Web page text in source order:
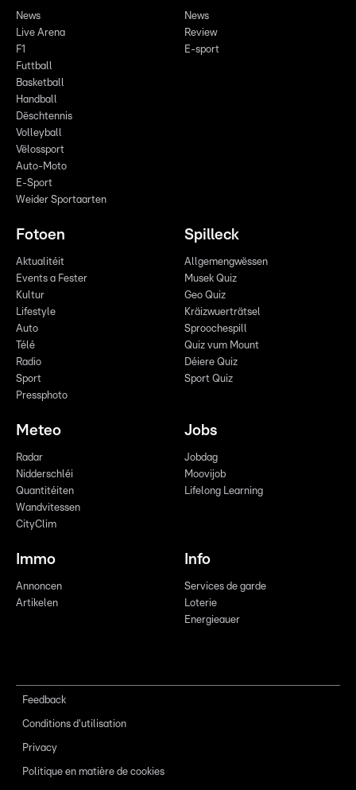
News
Live Arena
F1
Futtball
Basketball
Handball
Dëschtennis
Volleyball
Vëlossport
Auto-Moto
E-Sport
Weider Sportaarten
News
Review
E-sport
Fotoen
Aktualitéit
Events a Fester
Kultur
Lifestyle
Auto
Télé
Radio
Sport
Pressphoto
Spilleck
Allgemengwëssen
Musek Quiz
Geo Quiz
Kräizwuerträtsel
Sproochespill
Quiz vum Mount
Déiere Quiz
Sport Quiz
Meteo
Radar
Nidderschléi
Quantitéiten
Wandvitessen
CityClim
Jobs
Jobdag
Moovijob
Lifelong Learning
Immo
Annoncen
Artikelen
Info
Services de garde
Loterie
Energieauer
Feedback
Conditions d'utilisation
Privacy
Politique en matière de cookies